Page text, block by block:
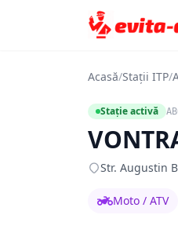
Acasă/Stații ITP/
Stație activă
Str. Augustin
Moto / ATV